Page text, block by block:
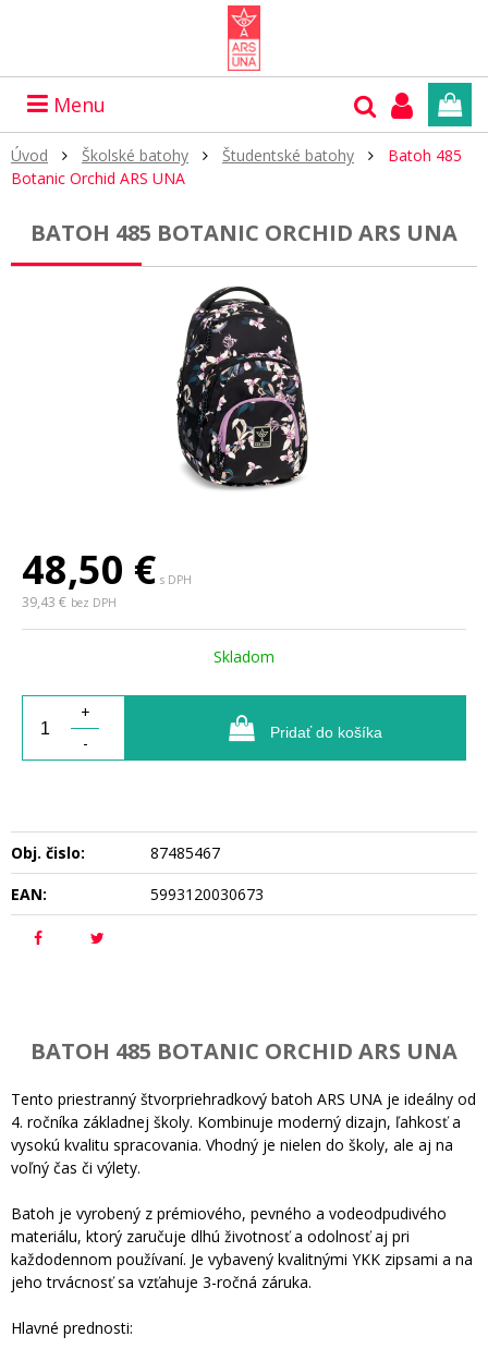
Menu
Úvod Školské batohy Študentské batohy
Batoh 485
Botanic Orchid ARS UNA
BATOH 485 BOTANIC ORCHID ARS UNA
48,50 € s DPH
39,43 € bez DPH
Skladom
+
-
Pridať do košíka
Obj. čislo:
87485467
EAN:
5993120030673
BATOH 485 BOTANIC ORCHID ARS UNA
Tento priestranný štvorpriehradkový batoh ARS UNA je ideálny od
4. ročníka základnej školy. Kombinuje moderný dizajn, ľahkosť a
vysokú kvalitu spracovania. Vhodný je nielen do školy, ale aj na
voľný čas či výlety.
Batoh je vyrobený z prémiového, pevného a vodeodpudivého
materiálu, ktorý zaručuje dlhú životnosť a odolnosť aj pri
každodennom používaní. Je vybavený kvalitnými YKK zipsami a na
jeho trvácnosť sa vzťahuje 3-ročná záruka.
Hlavné prednosti: